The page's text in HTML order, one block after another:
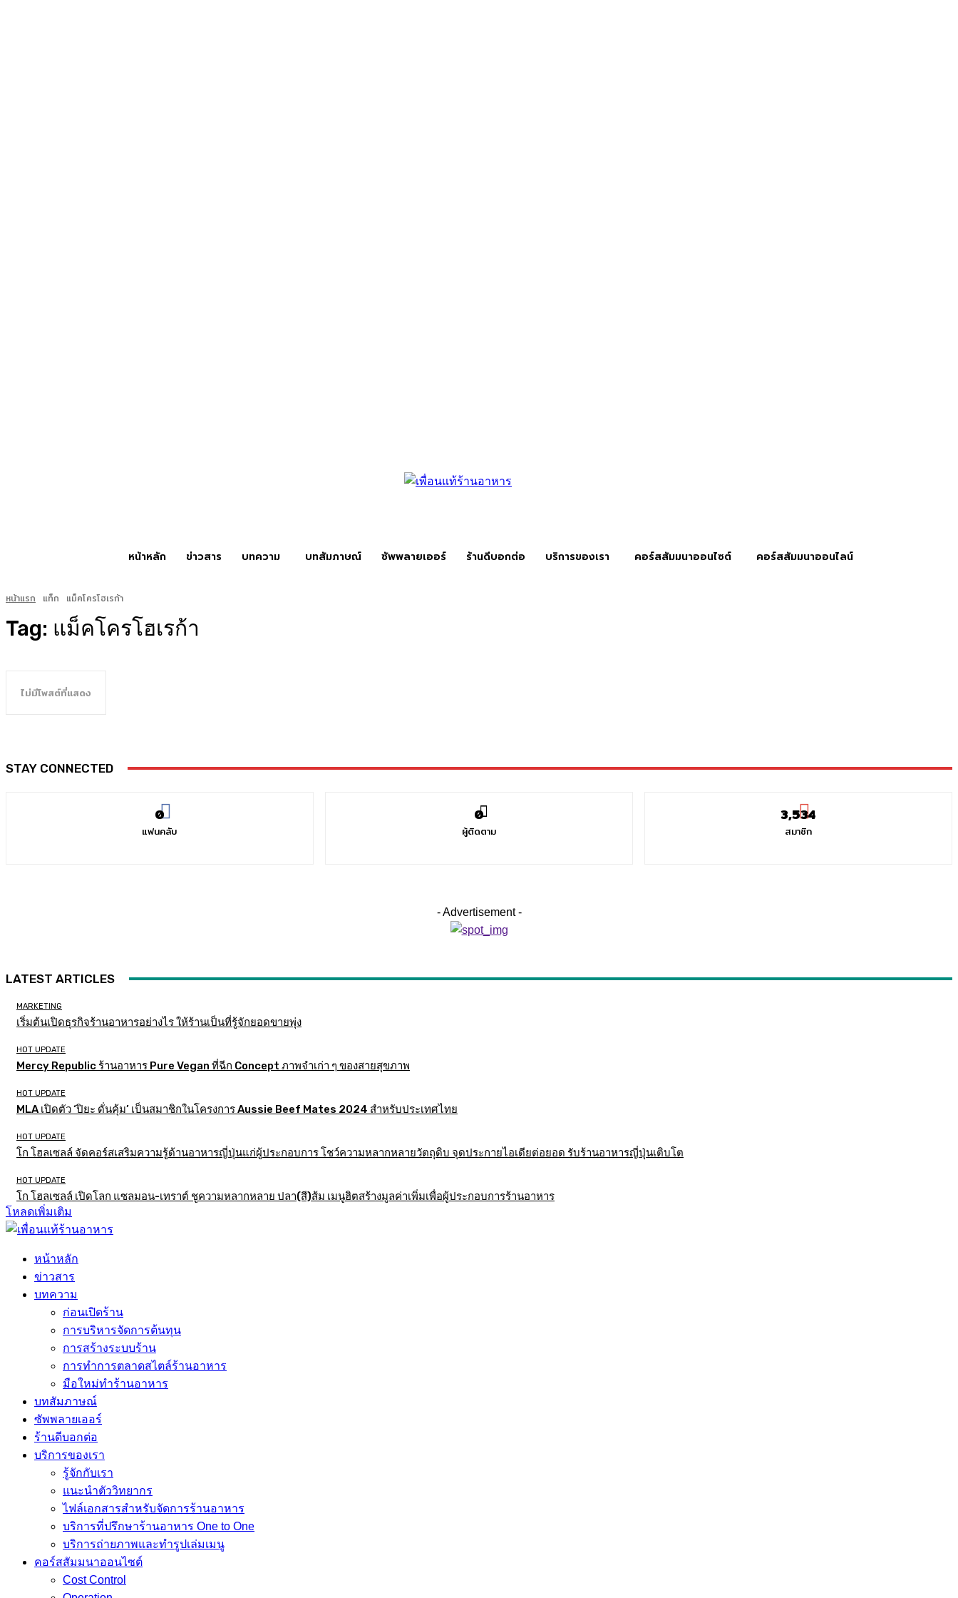
หน้าหลัก ข่าวสาร บทความ บทสัมภาษณ์ ซัพพลายเออร์ ร้านดีบอกต่อ บริการของเรา คอร์สสัมมนาออนไซต์ คอร์สสัมมนาออนไลน์
หน้าแรก แท็ก แม็คโครโฮเรก้า
Tag: แม็คโครโฮเรก้า
ไม่มีโพสต์ที่แสดง
STAY CONNECTED
0
แฟนคลับ
0
ผู้ติดตาม
3,534
สมาชิก
- Advertisement -
LATEST ARTICLES
MARKETING
เริ่มต้นเปิดธุรกิจร้านอาหารอย่างไร ให้ร้านเป็นที่รู้จักยอดขายพุ่ง
HOT UPDATE
Mercy Republic ร้านอาหาร Pure Vegan ที่ฉีก Concept ภาพจำเก่า ๆ ของสายสุขภาพ
HOT UPDATE
MLA เปิดตัว ‘ปิยะ ดั่นคุ้ม’ เป็นสมาชิกในโครงการ Aussie Beef Mates 2024 สำหรับประเทศไทย
HOT UPDATE
โก โฮลเซลล์ จัดคอร์สเสริมความรู้ด้านอาหารญี่ปุ่นแก่ผู้ประกอบการ โชว์ความหลากหลายวัตถุดิบ จุดประกายไอเดียต่อยอด รับร้านอาหารญี่ปุ่นเติบโต
HOT UPDATE
โก โฮลเซลล์ เปิดโลก แซลมอน-เทราต์ ชูความหลากหลาย ปลา(สี)ส้ม เมนูฮิตสร้างมูลค่าเพิ่มเพื่อผู้ประกอบการร้านอาหาร
โหลดเพิ่มเติม
หน้าหลัก
ข่าวสาร
บทความ
ก่อนเปิดร้าน
การบริหารจัดการต้นทุน
การสร้างระบบร้าน
การทำการตลาดสไตล์ร้านอาหาร
มือใหม่ทำร้านอาหาร
บทสัมภาษณ์
ซัพพลายเออร์
ร้านดีบอกต่อ
บริการของเรา
รู้จักกับเรา
แนะนำตัววิทยากร
ไฟล์เอกสารสำหรับจัดการร้านอาหาร
บริการที่ปรึกษาร้านอาหาร One to One
บริการถ่ายภาพและทำรูปเล่มเมนู
คอร์สสัมมนาออนไซต์
Cost Control